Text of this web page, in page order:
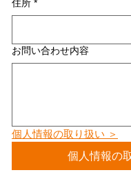
住所 *
お問い合わせ内容
個人情報の取り扱い ＞
個人情報の